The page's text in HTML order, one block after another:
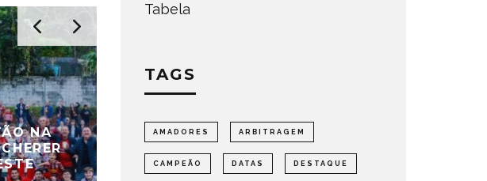
NA
DO ESTADUAL DE AMADORES –
Tabela
TAGS
AMADORES ARBITRAGEM
CAMPEÃO DATAS DESTAQUE